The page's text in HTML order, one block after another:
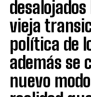
vieja
política de
además se
nuevo